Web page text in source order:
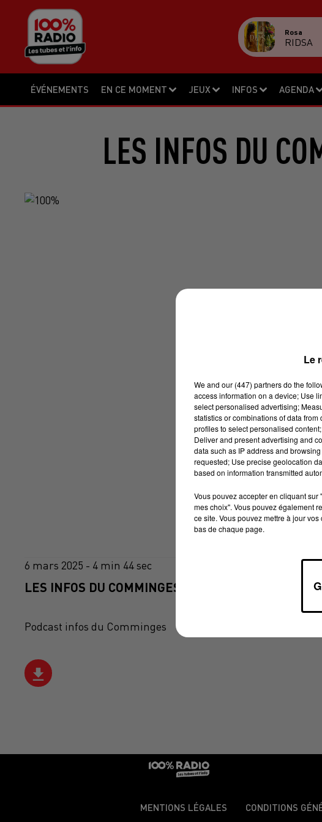
ÉVÉNEMENTS EN CE MOMENT JEUX INFOS AGENDA
Rosa
RIDSA
LES INFOS DU
6 mars 2025 - 4 min 44 sec
LES INFOS DU COMMINGES DU 06/03/2025 À 17H00
Podcast infos du Comminges
MENTIONS LÉGALES CONDITIONS
Le
We and our (447) partnersdo the
access information on a device; Use
select personalised advertising;
statistics or combinations of data
profiles to select personalised
Deliver and present advertising and
data such as IP address and
requested; Use precise geolocation
based on information transmitted
Vous pouvez accepter en cliquant
mes choix". Vous pouvez également
ce site. Vous pouvez mettre à jour
bas de chaque page.